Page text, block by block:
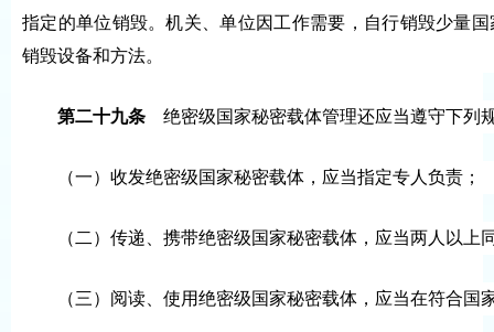
指定的单位销毁。机关、单位因工作需要，自行销毁少量
销毁设备和方法。
第二十九条 绝密级国家秘密载体管理还应当遵守下列
（一）收发绝密级国家秘密载体，应当指定专人负责；
（二）传递、携带绝密级国家秘密载体，应当两人以
（三）阅读、使用绝密级国家秘密载体，应当在符合国